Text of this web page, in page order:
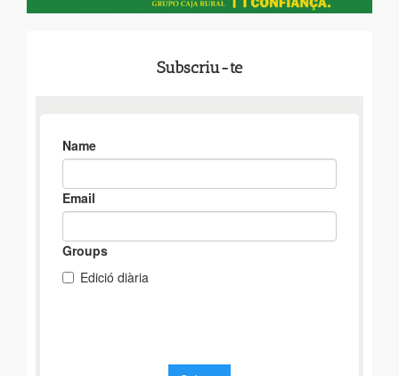
Subscriu-te